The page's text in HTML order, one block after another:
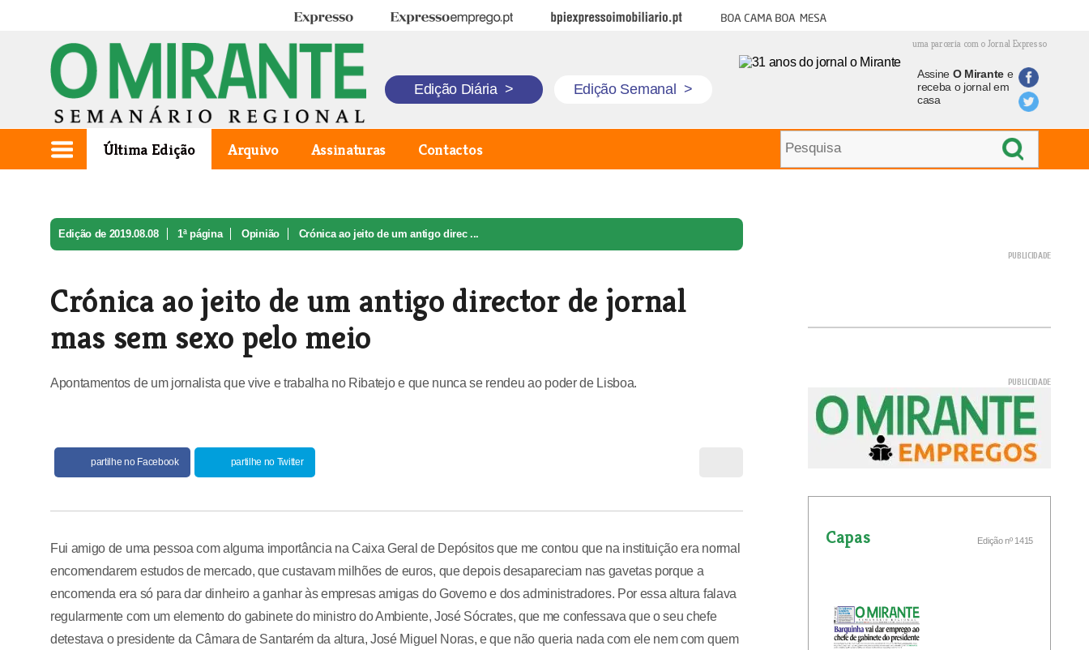
Expresso Expresso Emprego BPI Expresso Imobiliário Boa cama boa mesa
uma parceria com o Jornal Expresso
Edição Diária > Edição Semanal >
Assine O Mirantee
receba o jornal em
casa
Última Edição Arquivo Assinaturas Contactos
Edição de 2019.08.08 1ª página Opinião Crónica ao jeito de um antigo direc ...
Crónica ao jeito de um antigo director de jornal
mas sem sexo pelo meio
Apontamentos de um jornalista que vive e trabalha no Ribatejo e que nunca se rendeu ao poder de Lisboa.
partilhe no Facebook partilhe no Twitter
Fui amigo de uma pessoa com alguma importância na Caixa Geral de Depósitos que me contou que na instituição era normal
encomendarem estudos de mercado, que custavam milhões de euros, que depois desapareciam nas gavetas porque a
encomenda era só para dar dinheiro a ganhar às empresas amigas do Governo e dos administradores. Por essa altura falava
regularmente com um elemento do gabinete do ministro do Ambiente, José Sócrates, que me confessava que o seu chefe
detestava o presidente da Câmara de Santarém da altura, José Miguel Noras, e que não queria nada com ele nem com quem
Capas Edição nº 1415